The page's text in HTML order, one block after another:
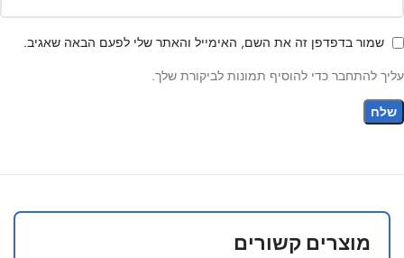
שמור בדפדפן זה את השם, האימייל והאתר שלי לפעם הבאה שאגיב.
עליך להתחבר כדי להוסיף תמונות לביקורת שלך.
מוצרים קשורים